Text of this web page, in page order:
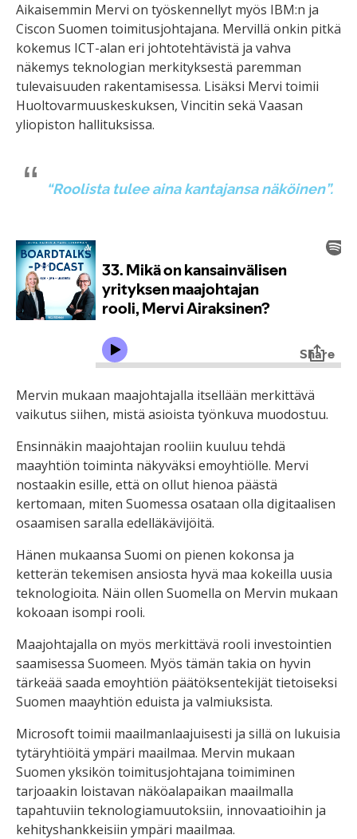
Aikaisemmin Mervi on työskennellyt myös IBM:n ja
Ciscon Suomen toimitusjohtajana. Mervillä onkin pitkä
kokemus ICT-alan eri johtotehtävistä ja vahva
näkemys teknologian merkityksestä paremman
tulevaisuuden rakentamisessa. Lisäksi Mervi toimii
Huoltovarmuuskeskuksen, Vincitin sekä Vaasan
yliopiston hallituksissa.
“Roolista tulee aina kantajansa näköinen”.
Mervin mukaan maajohtajalla itsellään merkittävä
vaikutus siihen, mistä asioista työnkuva muodostuu.
Ensinnäkin maajohtajan rooliin kuuluu tehdä
maayhtiön toiminta näkyväksi emoyhtiölle. Mervi
nostaakin esille, että on ollut hienoa päästä
kertomaan, miten Suomessa osataan olla digitaalisen
osaamisen saralla edelläkävijöitä.
Hänen mukaansa Suomi on pienen kokonsa ja
ketterän tekemisen ansiosta hyvä maa kokeilla uusia
teknologioita. Näin ollen Suomella on Mervin mukaan
kokoaan isompi rooli.
Maajohtajalla on myös merkittävä rooli investointien
saamisessa Suomeen. Myös tämän takia on hyvin
tärkeää saada emoyhtiön päätöksentekijät tietoiseksi
Suomen maayhtiön eduista ja valmiuksista.
Microsoft toimii maailmanlaajuisesti ja sillä on lukuisia
tytäryhtiöitä ympäri maailmaa. Mervin mukaan
Suomen yksikön toimitusjohtajana toimiminen
tarjoaakin loistavan näköalapaikan maailmalla
tapahtuviin teknologiamuutoksiin, innovaatioihin ja
kehityshankkeisiin ympäri maailmaa.